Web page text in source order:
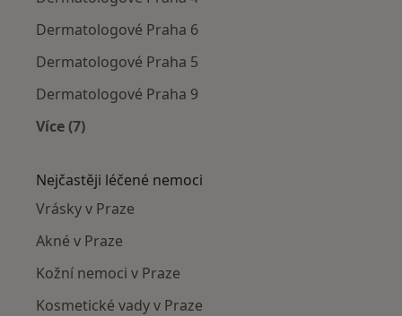
Dermatologové Praha 6
Dermatologové Praha 5
Dermatologové Praha 9
Více (7)
Nejčastěji léčené nemoci
Vrásky v Praze
Akné v Praze
Kožní nemoci v Praze
Kosmetické vady v Praze